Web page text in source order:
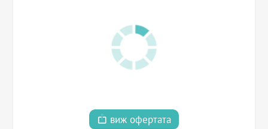
виж офертата